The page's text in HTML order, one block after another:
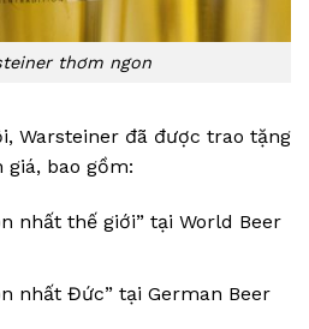
thơm ngon
Warsteiner đã được trao tặng
bao gồm:
nhất thế giới” tại World Beer
nhất Đức” tại German Beer